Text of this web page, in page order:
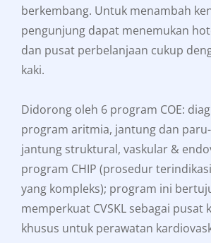
berkembang. Untuk menambah
pengunjung dapat menemukan
dan pusat perbelanjaan cukup
kaki.
Didorong oleh 6 program COE:
program aritmia, jantung dan
jantung struktural, vaskular &
program CHIP (prosedur
yang kompleks); program ini
memperkuat CVSKL sebagai pusat
khusus untuk perawatan